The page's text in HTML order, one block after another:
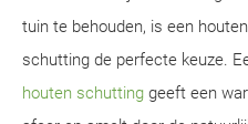
tuin te behouden, is een houten
schutting de perfecte keuze.
houten schutting geeft een